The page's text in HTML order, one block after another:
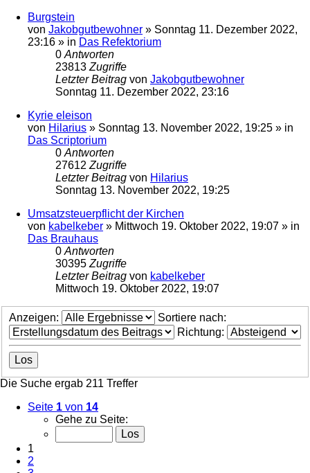
Burgstein
von Jakobgutbewohner » Sonntag 11. Dezember 2022,
23:16 » in Das Refektorium
0 Antworten
23813 Zugriffe
Letzter Beitrag von Jakobgutbewohner
Sonntag 11. Dezember 2022, 23:16
Kyrie eleison
von Hilarius » Sonntag 13. November 2022, 19:25 » in
Das Scriptorium
0 Antworten
27612 Zugriffe
Letzter Beitrag von Hilarius
Sonntag 13. November 2022, 19:25
Umsatzsteuerpflicht der Kirchen
von kabelkeber » Mittwoch 19. Oktober 2022, 19:07 » in
Das Brauhaus
0 Antworten
30395 Zugriffe
Letzter Beitrag von kabelkeber
Mittwoch 19. Oktober 2022, 19:07
Anzeigen:
Sortiere nach:
Richtung:
Die Suche ergab 211 Treffer
Seite 1 von 14
Gehe zu Seite:
1
2